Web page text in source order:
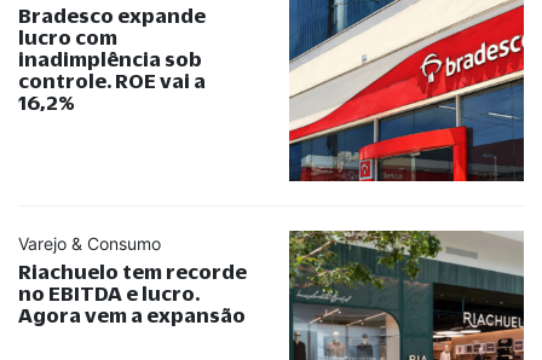
Bradesco expande
lucro com
inadimplência sob
controle. ROE vai a
16,2%
Varejo & Consumo
Riachuelo tem recorde
no EBITDA e lucro.
Agora vem a expansão